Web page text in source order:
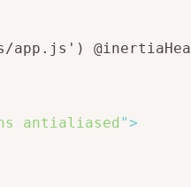
app.js')
antialiased ">